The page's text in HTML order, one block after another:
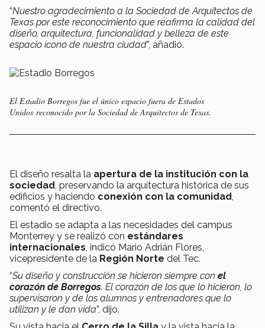
“Nuestro agradecimiento a la Sociedad de Arquitectos de
Texas por este reconocimiento que reafirma la calidad del
diseño, arquitectura, funcionalidad y belleza de este
espacio ícono de nuestra ciudad”, añadió.
El Estadio Borregos fue el único espacio fuera de Estados
Unidos reconocido por la Sociedad de Arquitectos de Texas.
El diseño resalta la apertura de la institución con la
sociedad , preservando la arquitectura histórica de sus
edificios y haciendo conexión con la comunidad
comentó el directivo.
El estadio se adapta a las necesidades del campus
Monterrey y se realizó con estándares
internacionales , indicó Mario Adrián Flores,
vicepresidente de la Región Norte del Tec.
“Su diseño y construcción se hicieron siempre con el
corazón de Borregos. El corazón de los que lo hicieron, lo
supervisaron y de los alumnos y entrenadores que lo
utilizan y le dan vida”, dijo.